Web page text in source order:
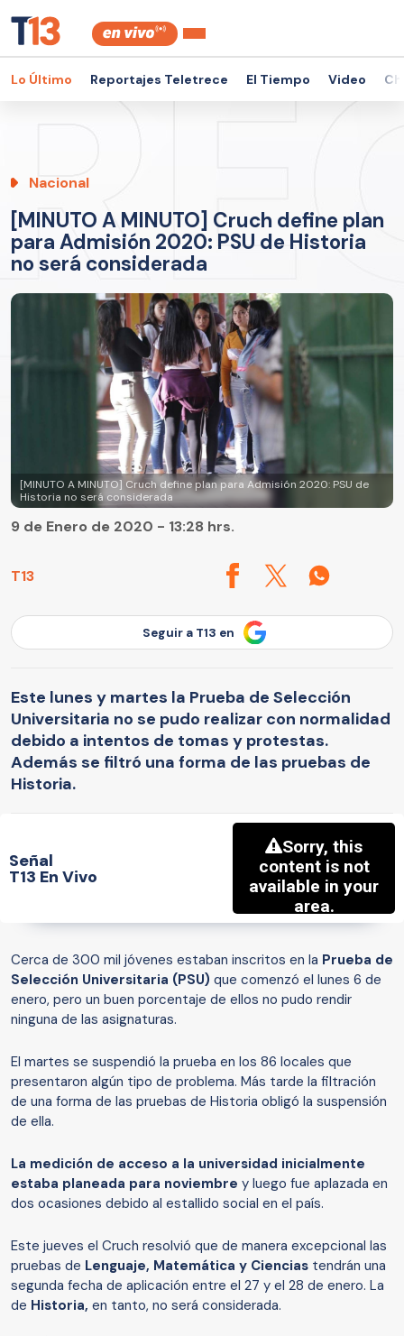
Lo Último Reportajes Teletrece El Tiempo Video
Nacional
[MINUTO A MINUTO] Cruch define plan
para Admisión 2020: PSU de Historia
no será considerada
[MINUTO A MINUTO] Cruch define plan para Admisión 2020: PSU de
Historia no será considerada
T13
9 de Enero de 2020 - 13:28 hrs.
Seguir a T13 en
Este lunes y martes la Prueba de Selección
Universitaria no se pudo realizar con normalidad
debido a intentos de tomas y protestas.
Además se filtró una forma de las pruebas de
Historia.
Señal
T13 En Vivo
Cerca de 300 mil jóvenes estaban inscritos en la Prueba de
Selección Universitaria (PSU) que comenzó el lunes 6 de
enero, pero un buen porcentaje de ellos no pudo rendir
ninguna de las asignaturas.
El martes se suspendió la prueba en los 86 locales que
presentaron algún tipo de problema. Más tarde la filtración
de una forma de las pruebas de Historia obligó la suspensión
de ella.
La medición de acceso a la universidad inicialmente
estaba planeada para noviembre y luego fue aplazada en
dos ocasiones debido al estallido social en el país.
Este jueves el Cruch resolvió que de manera excepcional las
pruebas de Lenguaje, Matemática y Ciencias tendrán una
segunda fecha de aplicación entre el 27 y el 28 de enero. La
de Historia, en tanto, no será considerada.